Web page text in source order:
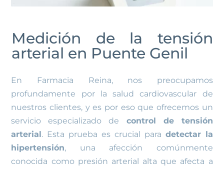
Medición de la tensión
arterial en Puente Genil
En Farmacia Reina, nos preocupamos
profundamente por la salud cardiovascular de
nuestros clientes, y es por eso que ofrecemos un
servicio especializado de control de tensión
arterial. Esta prueba es crucial para detectar la
hipertensión, una afección comúnmente
conocida como presión arterial alta que afecta a